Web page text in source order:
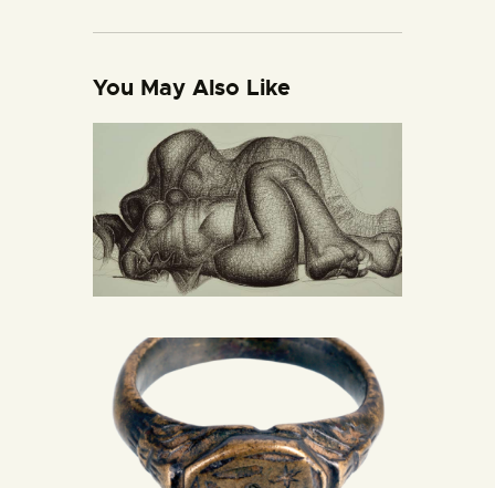
You May Also Like